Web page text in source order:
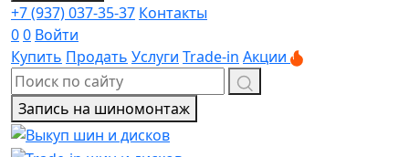
+7 (937) 037-35-37 Контакты
00 Войти
Купить Продать Услуги Trade-in Акции
Запись на шиномонтаж